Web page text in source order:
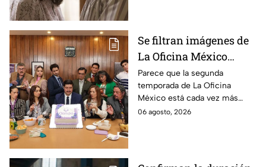
Se filtran imágenes de
La Oficina México
temporada 2 y un
detalle desata teorías
entre los fans
Parece que la segunda
temporada de La Oficina
México está cada vez más
cerca, pues el elenco ya se
06 agosto, 2026